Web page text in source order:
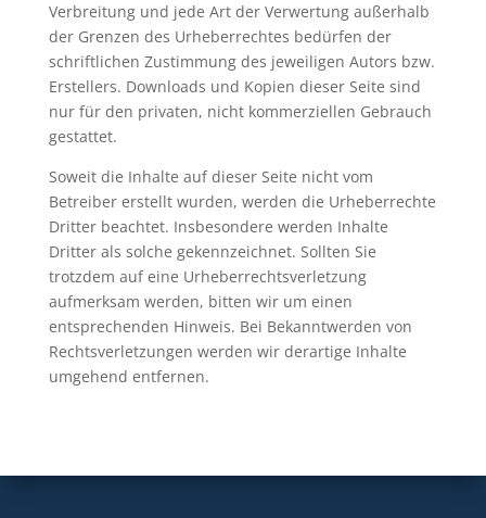
Verbreitung und jede Art der Verwertung außerhalb
der Grenzen des Urheberrechtes bedürfen der
schriftlichen Zustimmung des jeweiligen Autors bzw.
Erstellers. Downloads und Kopien dieser Seite sind
nur für den privaten, nicht kommerziellen Gebrauch
gestattet.
Soweit die Inhalte auf dieser Seite nicht vom
Betreiber erstellt wurden, werden die Urheberrechte
Dritter beachtet. Insbesondere werden Inhalte
Dritter als solche gekennzeichnet. Sollten Sie
trotzdem auf eine Urheberrechtsverletzung
aufmerksam werden, bitten wir um einen
entsprechenden Hinweis. Bei Bekanntwerden von
Rechtsverletzungen werden wir derartige Inhalte
umgehend entfernen.